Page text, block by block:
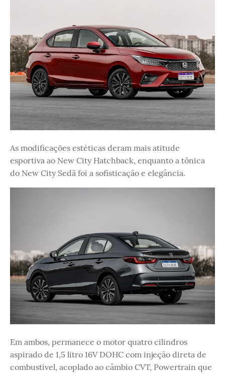
As modificações estéticas deram mais atitude
esportiva ao New City Hatchback, enquanto a tônica
do New City Sedã foi a sofisticação e elegância.
Em ambos, permanece o motor quatro cilindros
aspirado de 1,5 litro 16V DOHC com injeção direta de
combustível, acoplado ao câmbio CVT, Powertrain que